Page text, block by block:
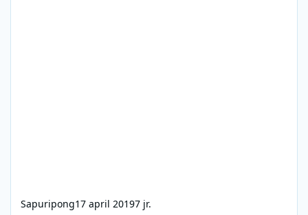
Sapuripong17 april 20197 jr.